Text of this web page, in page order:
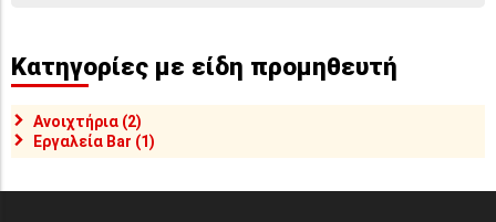
Κατηγορίες με είδη προμηθευτή
Ανοιχτήρια (2)
Εργαλεία Bar (1)